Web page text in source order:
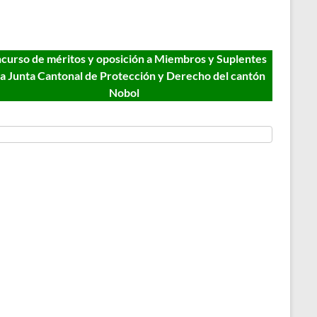
de méritos y oposición a Miembros y Suplentes
Junta Cantonal de Protección y Derecho del cantón
Nobol